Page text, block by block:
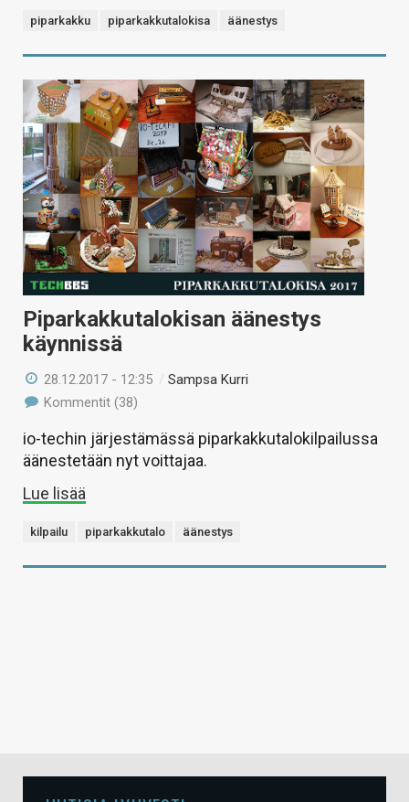
piparkakku piparkakkutalokisa äänestys
Piparkakkutalokisan äänestys
käynnissä
28.12.2017 - 12:35 /Sampsa Kurri
Kommentit (38)
io-techin järjestämässä piparkakkutalokilpailussa
äänestetään nyt voittajaa.
Lue lisää
kilpailu piparkakkutalo äänestys